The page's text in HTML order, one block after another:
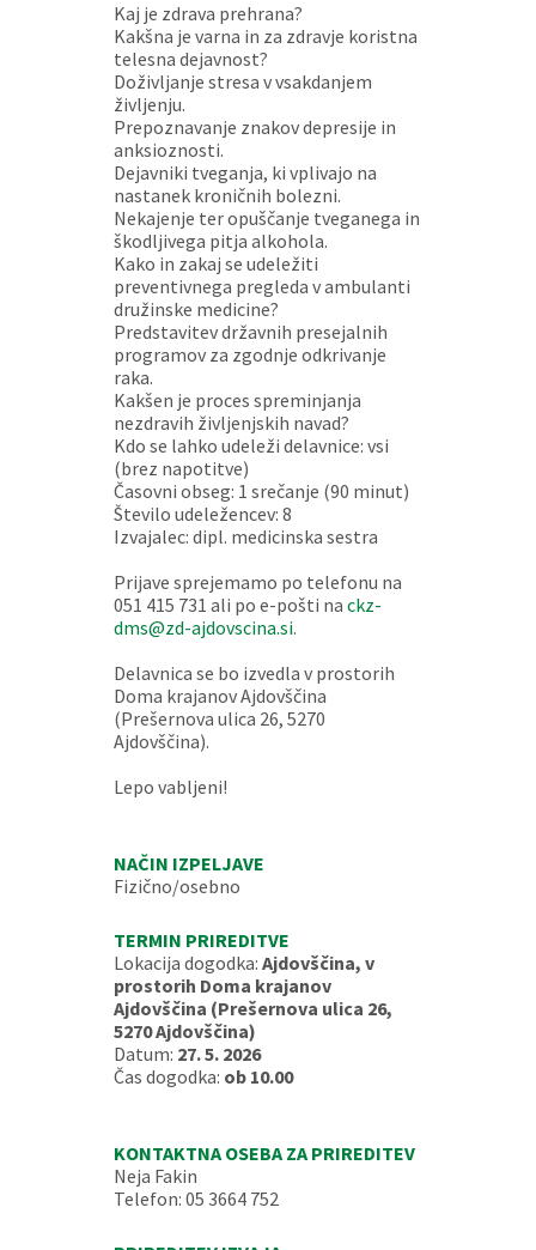
Kaj je zdrava prehrana?
Kakšna je varna in za zdravje koristna
telesna dejavnost?
Doživljanje stresa v vsakdanjem
življenju.
Prepoznavanje znakov depresije in
anksioznosti.
Dejavniki tveganja, ki vplivajo na
nastanek kroničnih bolezni.
Nekajenje ter opuščanje tveganega in
škodljivega pitja alkohola.
Kako in zakaj se udeležiti
preventivnega pregleda v ambulanti
družinske medicine?
Predstavitev državnih presejalnih
programov za zgodnje odkrivanje
raka.
Kakšen je proces spreminjanja
nezdravih življenjskih navad?
Kdo se lahko udeleži delavnice: vsi
(brez napotitve)
Časovni obseg: 1 srečanje (90 minut)
Število udeležencev: 8
Izvajalec: dipl. medicinska sestra
Prijave sprejemamo po telefonu na
051 415 731 ali po e-pošti na ckz-
dms@zd-ajdovscina.si.
Delavnica se bo izvedla v prostorih
Doma krajanov Ajdovščina
(Prešernova ulica 26, 5270
Ajdovščina).
Lepo vabljeni!
NAČIN IZPELJAVE
Fizično/osebno
TERMIN PRIREDITVE
Lokacija dogodka: Ajdovščina, v
prostorih Doma krajanov
Ajdovščina (Prešernova ulica 26,
5270 Ajdovščina)
Datum: 27. 5. 2026
Čas dogodka: ob 10.00
KONTAKTNA OSEBA ZA PRIREDITEV
Neja Fakin
Telefon: 05 3664 752